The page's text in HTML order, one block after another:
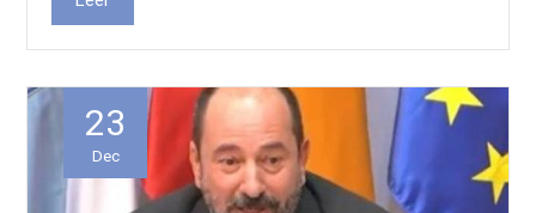
23
Dec